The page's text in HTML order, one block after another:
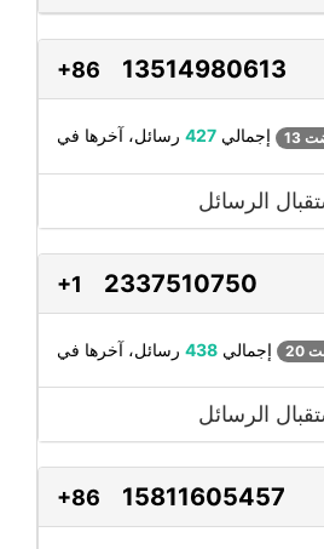
+86 13514980613
إجمالي 427
الرسائل
+1 2337510750
إجمالي 438
الرسائل
+86 15811605457